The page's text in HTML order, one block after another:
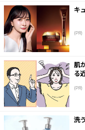
キ
(PR)
肌
る
(PR)
洗